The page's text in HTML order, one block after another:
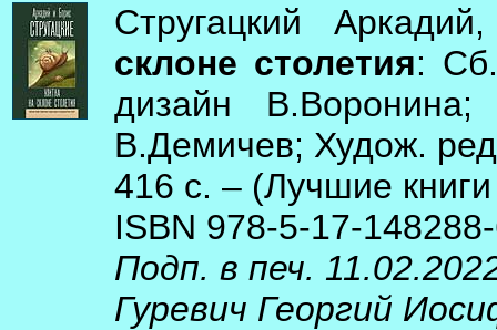
Стругацкий
склоне столетия:
дизайн
В.Демичев; Худож.
416 с. – (Лучшие
ISBN 978-5-17-
Подп. в печ.
Гуревич Георгий